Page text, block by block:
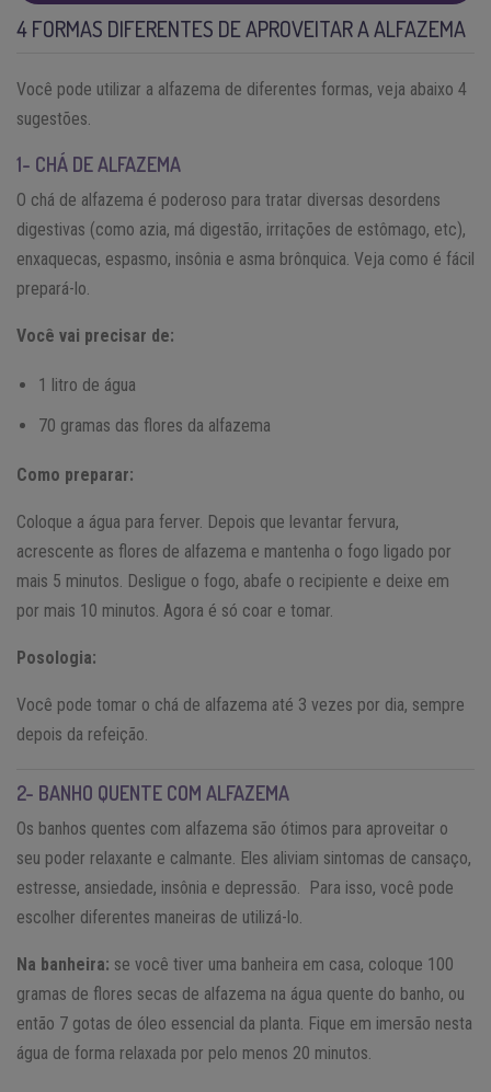
4 FORMAS DIFERENTES DE APROVEITAR A ALFAZEMA
Você pode utilizar a alfazema de diferentes formas, veja abaixo 4
sugestões.
1- CHÁ DE ALFAZEMA
O chá de alfazema é poderoso para tratar diversas desordens
digestivas (como azia, má digestão, irritações de estômago, etc),
enxaquecas, espasmo, insônia e asma brônquica. Veja como é fácil
prepará-lo.
Você vai precisar de:
1 litro de água
70 gramas das flores da alfazema
Como preparar:
Coloque a água para ferver. Depois que levantar fervura,
acrescente as flores de alfazema e mantenha o fogo ligado por
mais 5 minutos. Desligue o fogo, abafe o recipiente e deixe em
por mais 10 minutos. Agora é só coar e tomar.
Posologia:
Você pode tomar o chá de alfazema até 3 vezes por dia, sempre
depois da refeição.
2- BANHO QUENTE COM ALFAZEMA
Os banhos quentes com alfazema são ótimos para aproveitar o
seu poder relaxante e calmante. Eles aliviam sintomas de cansaço,
estresse, ansiedade, insônia e depressão. Para isso, você pode
escolher diferentes maneiras de utilizá-lo.
Na banheira: se você tiver uma banheira em casa, coloque 100
gramas de flores secas de alfazema na água quente do banho, ou
então 7 gotas de óleo essencial da planta. Fique em imersão nesta
água de forma relaxada por pelo menos 20 minutos.